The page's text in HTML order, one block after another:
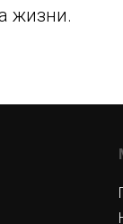
жизни.